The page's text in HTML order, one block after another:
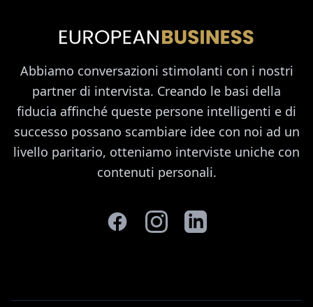
Abbiamo conversazioni stimolanti con i nostri
partner di intervista. Creando le basi della
fiducia affinché queste persone intelligenti e di
successo possano scambiare idee con noi ad un
livello paritario, otteniamo interviste uniche con
contenuti personali.